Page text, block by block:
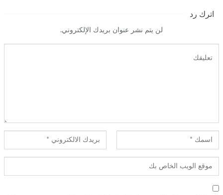
اترك رد
لن يتم نشر عنوان بريدك الإلكتروني.